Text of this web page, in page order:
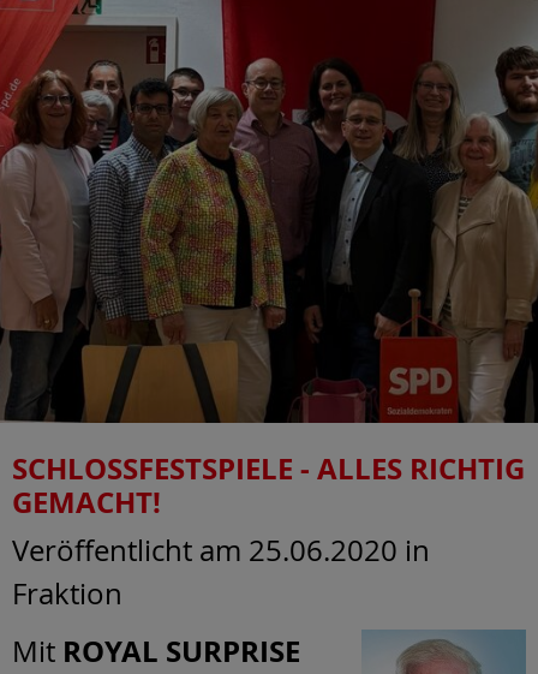
SCHLOSSFESTSPIELE - ALLES RICHTIG
GEMACHT!
Veröffentlicht am 25.06.2020 in
Fraktion
Mit ROYAL SURPRISE